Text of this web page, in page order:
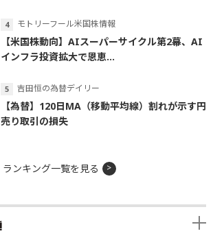
モトリーフール米国株情報
【米国株動向】AIスーパーサイクル第2幕、AI
インフラ投資拡大で恩恵...
吉田恒の為替デイリー
【為替】120日MA（移動平均線）割れが示す円
売り取引の損失
ランキング一覧を見る